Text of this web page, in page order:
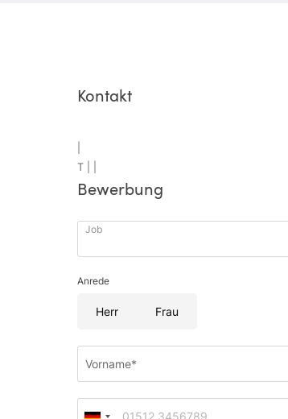
Kontakt
T |
Bewerbung
Job
Anrede
Herr Frau
Vorname*